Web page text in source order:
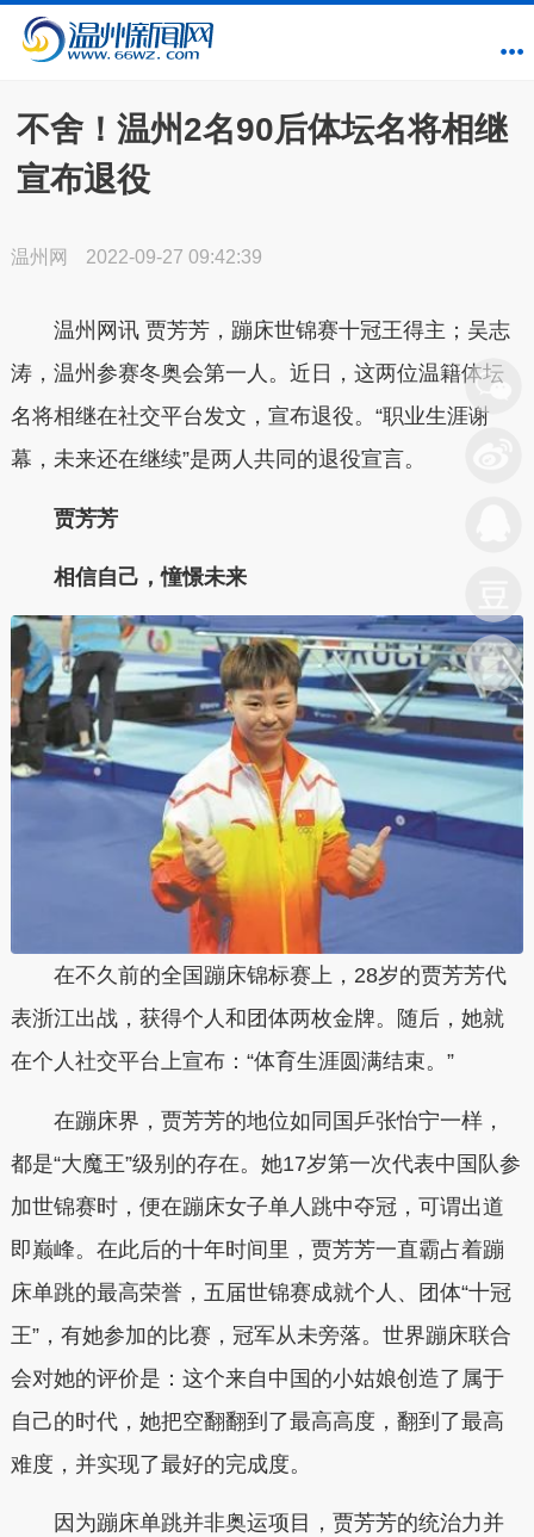
不舍！温州2名90后体坛名将相继
宣布退役
温州网 2022-09-27 09:42:39
温州网讯 贾芳芳，蹦床世锦赛十冠王得主；吴志
涛，温州参赛冬奥会第一人。近日，这两位温籍体坛
名将相继在社交平台发文，宣布退役。“职业生涯谢
幕，未来还在继续”是两人共同的退役宣言。
贾芳芳
相信自己，憧憬未来
在不久前的全国蹦床锦标赛上，28岁的贾芳芳代
表浙江出战，获得个人和团体两枚金牌。随后，她就
在个人社交平台上宣布：“体育生涯圆满结束。”
在蹦床界，贾芳芳的地位如同国乒张怡宁一样，
都是“大魔王”级别的存在。她17岁第一次代表中国队参
加世锦赛时，便在蹦床女子单人跳中夺冠，可谓出道
即巅峰。在此后的十年时间里，贾芳芳一直霸占着蹦
床单跳的最高荣誉，五届世锦赛成就个人、团体“十冠
王”，有她参加的比赛，冠军从未旁落。世界蹦床联合
会对她的评价是：这个来自中国的小姑娘创造了属于
自己的时代，她把空翻翻到了最高高度，翻到了最高
难度，并实现了最好的完成度。
因为蹦床单跳并非奥运项目，贾芳芳的统治力并